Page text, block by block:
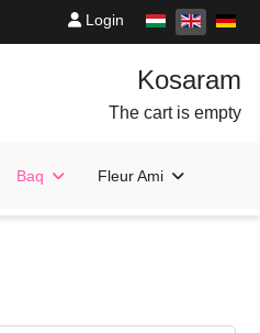
Login
The cart is empty
Baq Fleur Ami